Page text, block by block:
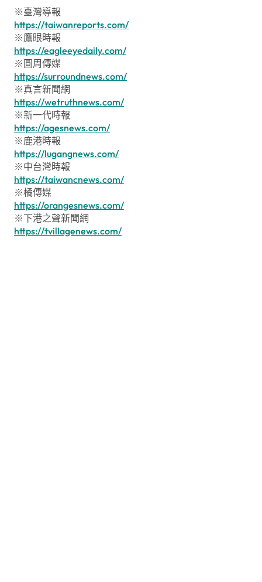
※臺灣導報
https://taiwanreports.com/
※鷹眼時報
https://eagleeyedaily.com/
※圓周傳媒
https://surroundnews.com/
※真言新聞網
https://wetruthnews.com/
※新一代時報
https://agesnews.com/
※鹿港時報
https://lugangnews.com/
※中台灣時報
https://taiwancnews.com/
※橘傳媒
https://orangesnews.com/
※下港之聲新聞網
https://tvillagenews.com/